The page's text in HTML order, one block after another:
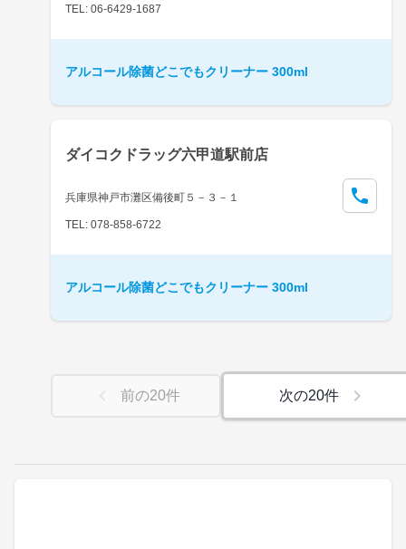
TEL: 06-6429-1687
アルコール除菌どこでもクリーナー 300ml
ダイコクドラッグ六甲道駅前店
兵庫県神戸市灘区備後町５－３－１
TEL: 078-858-6722
アルコール除菌どこでもクリーナー 300ml
前の20件 次の20件